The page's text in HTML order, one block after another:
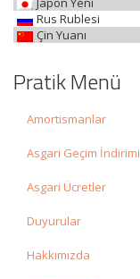
Rus Rublesi
Çin Yuanı
Pratik Menü
Amortismanlar
Asgari Geçim İndirimi
Asgari Ücretler
Duyurular
Hakkımızda